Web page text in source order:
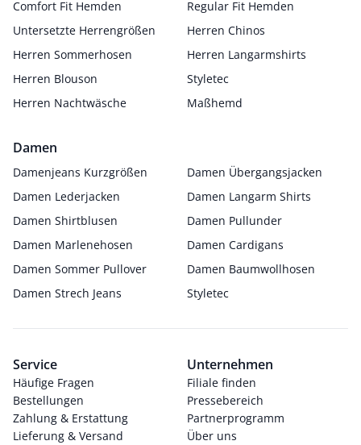
Comfort Fit Hemden
Regular Fit Hemden
Untersetzte Herrengrößen
Herren Chinos
Herren Sommerhosen
Herren Langarmshirts
Herren Blouson
Styletec
Herren Nachtwäsche
Maßhemd
Damen
Damenjeans Kurzgrößen
Damen Übergangsjacken
Damen Lederjacken
Damen Langarm Shirts
Damen Shirtblusen
Damen Pullunder
Damen Marlenehosen
Damen Cardigans
Damen Sommer Pullover
Damen Baumwollhosen
Damen Strech Jeans
Styletec
Service
Häufige Fragen
Bestellungen
Zahlung & Erstattung
Lieferung & Versand
Unternehmen
Filiale finden
Pressebereich
Partnerprogramm
Über uns